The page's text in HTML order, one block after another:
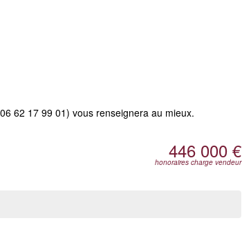
62 17 99 01) vous renseignera au mieux.
446 000 €
honoraires charge vendeur